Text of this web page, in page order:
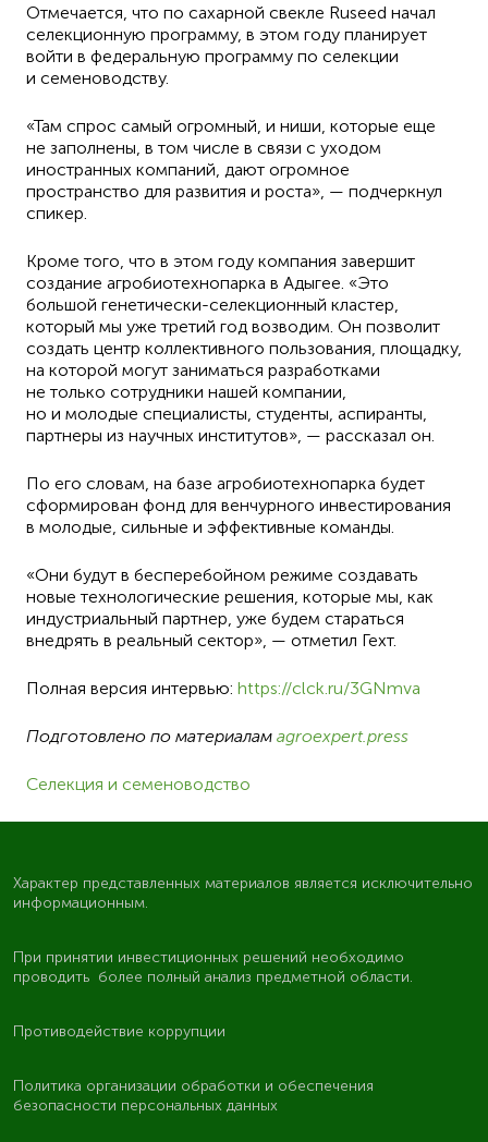
Отмечается, что по сахарной свекле Ruseed начал
селекционную программу, в этом году планирует
войти в федеральную программу по селекции
и семеноводству.
«Там спрос самый огромный, и ниши, которые еще
не заполнены, в том числе в связи с уходом
иностранных компаний, дают огромное
пространство для развития и роста», — подчеркнул
спикер.
Кроме того, что в этом году компания завершит
создание агробиотехнопарка в Адыгее. «Это
большой генетически-селекционный кластер,
который мы уже третий год возводим. Он позволит
создать центр коллективного пользования, площадку,
на которой могут заниматься разработками
не только сотрудники нашей компании,
но и молодые специалисты, студенты, аспиранты,
партнеры из научных институтов», — рассказал он.
По его словам, на базе агробиотехнопарка будет
сформирован фонд для венчурного инвестирования
в молодые, сильные и эффективные команды.
«Они будут в бесперебойном режиме создавать
новые технологические решения, которые мы, как
индустриальный партнер, уже будем стараться
внедрять в реальный сектор», — отметил Гехт.
Полная версия интервью: https://clck.ru/3GNmva
Подготовлено по материалам agroexpert.press
Селекция и семеноводство
Характер представленных материалов является исключительно
информационным.
При принятии инвестиционных решений необходимо
проводить более полный анализ предметной области.
Противодействие коррупции
Политика организации обработки и обеспечения
безопасности персональных данных